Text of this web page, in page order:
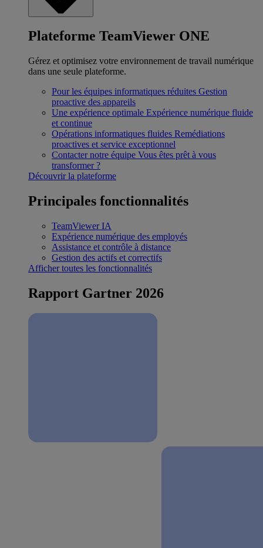
Plateforme TeamViewer ONE
Gérez et optimisez votre environnement de travail numérique
dans une seule plateforme.
Pour les équipes informatiques réduites Gestion
proactive des appareils
Une expérience optimale Expérience numérique fluide
et continue
Opérations informatiques fluides Remédiations
proactives et service exceptionnel
Contacter notre équipe Vous êtes prêt à vous
transformer ?
Découvrir la plateforme
Principales fonctionnalités
TeamViewer IA
Expérience numérique des employés
Assistance et contrôle à distance
Gestion des actifs et correctifs
Afficher toutes les fonctionnalités
Rapport Gartner 2026